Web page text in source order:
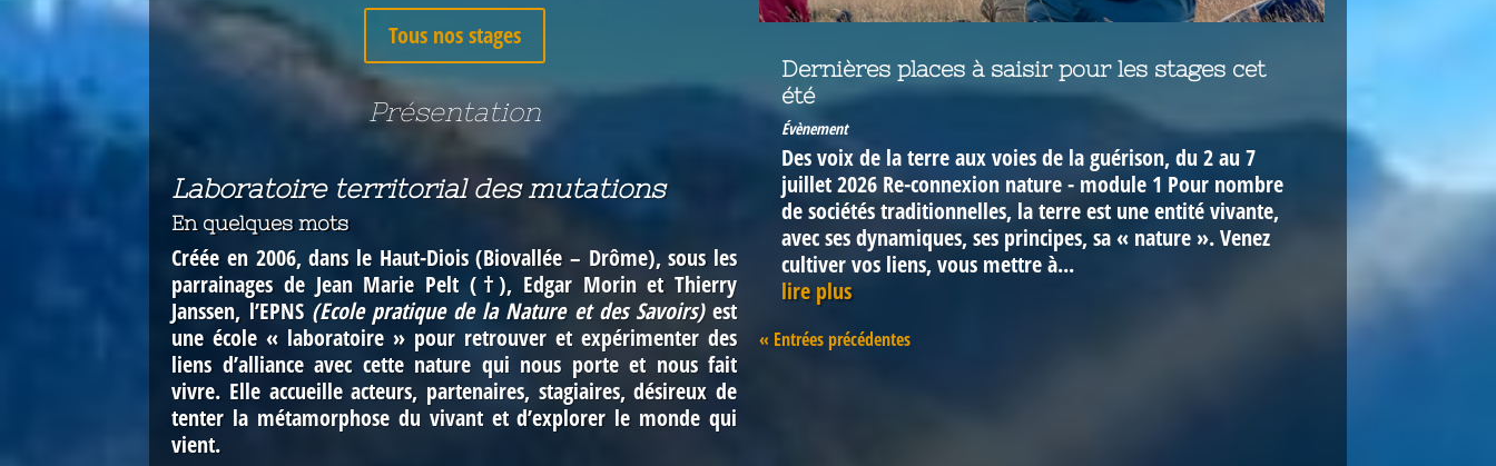
Tous nos stages
Présentation
Laboratoire territorial des mutations
En quelques mots
Créée en 2006, dans le Haut-Diois (Biovallée – Drôme), sous les
parrainages de Jean Marie Pelt (†), Edgar Morin et Thierry
Janssen, l’EPNS (Ecole pratique de la Nature et des Savoirs)est
une école « laboratoire » pour retrouver et expérimenter des
liens d’alliance avec cette nature qui nous porte et nous fait
vivre. Elle accueille acteurs, partenaires, stagiaires, désireux de
tenter la métamorphose du vivant et d’explorer le monde qui
vient.
Dernières places à saisir pour les stages cet
été
Évènement
Des voix de la terre aux voies de la guérison, du 2 au 7
juillet 2026 Re-connexion nature - module 1 Pour nombre
de sociétés traditionnelles, la terre est une entité vivante,
avec ses dynamiques, ses principes, sa « nature ». Venez
cultiver vos liens, vous mettre à...
lire plus
« Entrées précédentes